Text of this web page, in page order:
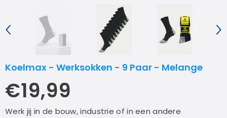
Koelmax - Werksokken - 9 Paar - Melange
€19,99
Werk jij in de bouw, industrie of in een andere